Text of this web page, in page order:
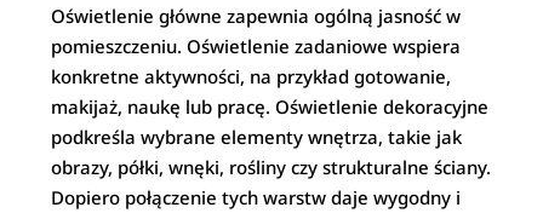
Oświetlenie główne zapewnia ogólną jasność w
pomieszczeniu. Oświetlenie zadaniowe wspiera
konkretne aktywności, na przykład gotowanie,
makijaż, naukę lub pracę. Oświetlenie dekoracyjne
podkreśla wybrane elementy wnętrza, takie jak
obrazy, półki, wnęki, rośliny czy strukturalne ściany.
Dopiero połączenie tych warstw daje wygodny i